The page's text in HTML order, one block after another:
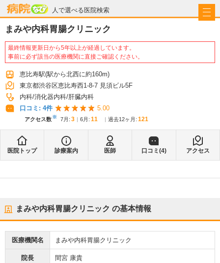
人で選べる医院検索
病院なび
まみや内科胃腸クリニック
最終情報更新日から5年以上が経過しています。
事前に必ず該当の医療機関に直接ご確認ください。
恵比寿駅(駅から北西に約160m)
東京都渋谷区恵比寿西1-8-7 見須ビル5F
内科 消化器内科 肝臓内科
口コミ: 4件 5.00
アクセス数※ 7月 : 3 6月 : 11 過去12ヶ月: 121
医院トップ 診療案内 医師 口コミ(4) アクセス
まみや内科胃腸クリニック の基本情報
医療機関名 まみや内科胃腸クリニック
院長 間宮 康貴